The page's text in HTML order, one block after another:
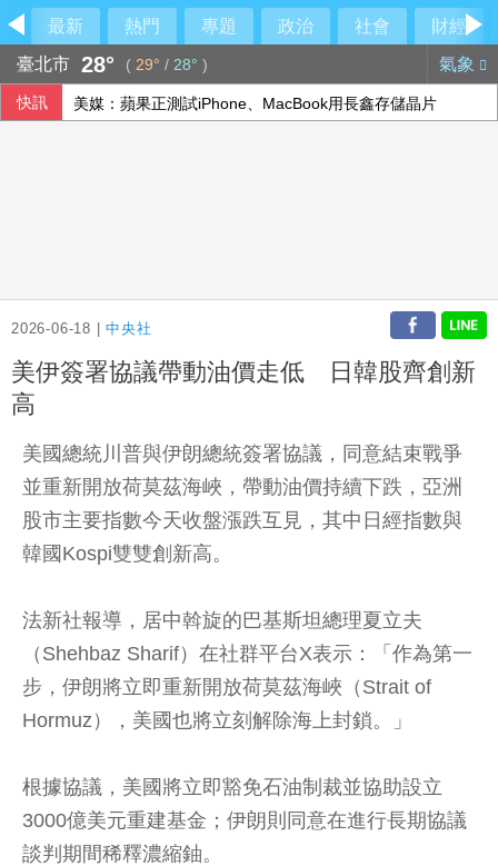
最新 熱門 專題 政治 社會
財經
臺北市 28° ( 29° / 28° ) 氣象
快訊 美媒：蘋果正測試iPhone、MacBook用長鑫存儲晶片
2026-06-18 |中央社
美伊簽署協議帶動油價走低 日韓股齊創新
高
美國總統川普與伊朗總統簽署協議，同意結束戰爭
並重新開放荷莫茲海峽，帶動油價持續下跌，亞洲
股市主要指數今天收盤漲跌互見，其中日經指數與
韓國Kospi雙雙創新高。
法新社報導，居中斡旋的巴基斯坦總理夏立夫
（Shehbaz Sharif）在社群平台X表示：「作為第一
步，伊朗將立即重新開放荷莫茲海峽（Strait of
Hormuz），美國也將立刻解除海上封鎖。」
根據協議，美國將立即豁免石油制裁並協助設立
3000億美元重建基金；伊朗則同意在進行長期協議
談判期間稀釋濃縮鈾。